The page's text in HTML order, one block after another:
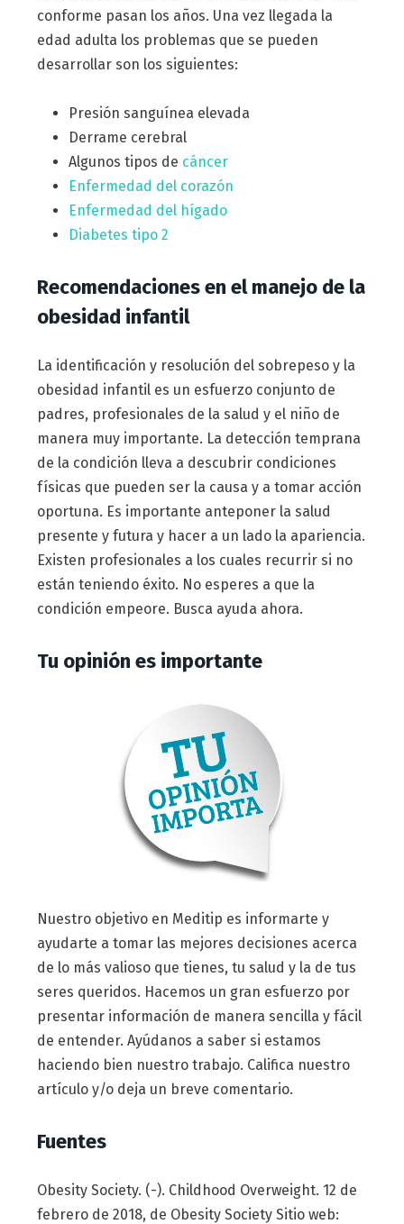
conforme pasan los años. Una vez llegada la
edad adulta los problemas que se pueden
desarrollar son los siguientes:
Presión sanguínea elevada
Derrame cerebral
Algunos tipos de cáncer
Enfermedad del corazón
Enfermedad del hígado
Diabetes tipo 2
Recomendaciones en el manejo de la
obesidad infantil
La identificación y resolución del sobrepeso y la
obesidad infantil es un esfuerzo conjunto de
padres, profesionales de la salud y el niño de
manera muy importante. La detección temprana
de la condición lleva a descubrir condiciones
físicas que pueden ser la causa y a tomar acción
oportuna. Es importante anteponer la salud
presente y futura y hacer a un lado la apariencia.
Existen profesionales a los cuales recurrir si no
están teniendo éxito. No esperes a que la
condición empeore. Busca ayuda ahora.
Tu opinión es importante
Nuestro objetivo en Meditip es informarte y
ayudarte a tomar las mejores decisiones acerca
de lo más valioso que tienes, tu salud y la de tus
seres queridos. Hacemos un gran esfuerzo por
presentar información de manera sencilla y fácil
de entender. Ayúdanos a saber si estamos
haciendo bien nuestro trabajo. Califica nuestro
artículo y/o deja un breve comentario.
Fuentes
Obesity Society. (-). Childhood Overweight. 12 de
febrero de 2018, de Obesity Society Sitio web: